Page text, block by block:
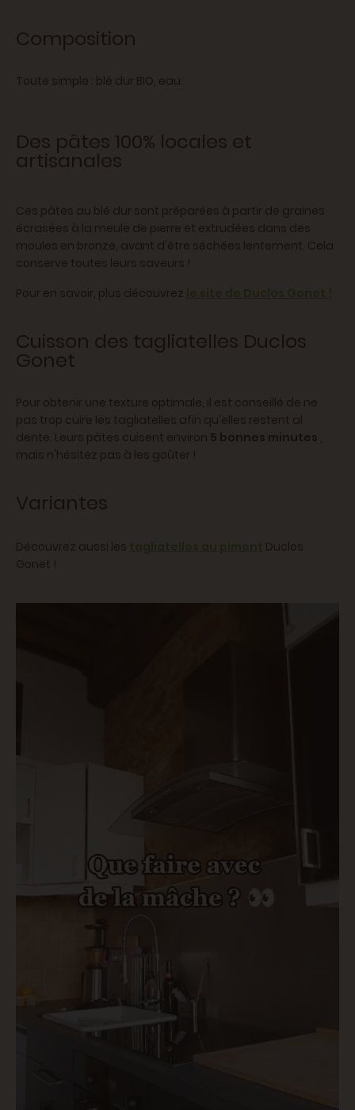
Composition
Toute simple : blé dur BIO, eau.
Des pâtes 100% locales et
artisanales
Ces pâtes au blé dur sont préparées à partir de graines
écrasées à la meule de pierre et extrudées dans des
moules en bronze, avant d'être séchées lentement. Cela
conserve toutes leurs saveurs !
Pour en savoir, plus découvrez le site de Duclos Gonet !
Cuisson des tagliatelles Duclos
Gonet
Pour obtenir une texture optimale, il est conseillé de ne
pas trop cuire les tagliatelles afin qu'elles restent al
dente. Leurs pâtes cuisent environ 5 bonnes minutes ,
mais n'hésitez pas à les goûter !
Variantes
Découvrez aussi les tagliatelles au piment Duclos
Gonet !